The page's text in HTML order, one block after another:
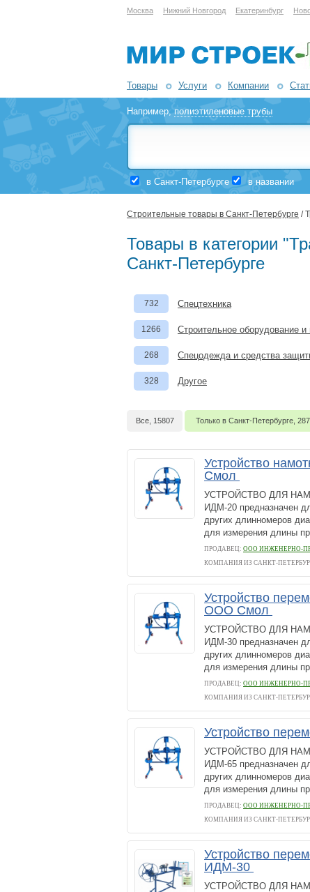
Москва Нижний Новгород Екатеринбург
Товары Услуги Компании
Например,полиэтиленовые трубы
в Санкт-Петербурге в названии
Строительные товары в Санкт-Петербурге /
Товары в категории
Санкт-Петербурге
732 Спецтехника
1266 Строительное оборудование и
268 Спецодежда и средства
328 Другое
Все, 15807 Только в Санкт-Петербурге,
Устройство
Смол
УСТРОЙСТВО ДЛЯ
ИДМ-20 предназначен
других длинномеров
для измерения длины
ПРОДАВЕЦ: ООО ИНЖЕНЕРНО-
КОМПАНИЯ ИЗ САНКТ-
Устройство
ООО Смол
УСТРОЙСТВО ДЛЯ
ИДМ-30 предназначен
других длинномеров
для измерения длины
ПРОДАВЕЦ: ООО ИНЖЕНЕРНО-
КОМПАНИЯ ИЗ САНКТ-
Устройство
УСТРОЙСТВО ДЛЯ
ИДМ-65 предназначен
других длинномеров
для измерения длины
ПРОДАВЕЦ: ООО ИНЖЕНЕРНО-
КОМПАНИЯ ИЗ САНКТ-
Устройство
ИДМ-30
УСТРОЙСТВО ДЛЯ